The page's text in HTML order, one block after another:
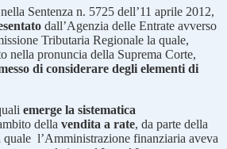
Sentenza n. 5725 dell’11 aprile 2012,
dall’Agenzia delle Entrate avverso
Tributaria Regionale la quale,
nella pronuncia della Suprema Corte,
di considerare degli elementi di
emerge la sistematica
della vendita a rate, da parte della
quale l’Amministrazione finanziaria aveva